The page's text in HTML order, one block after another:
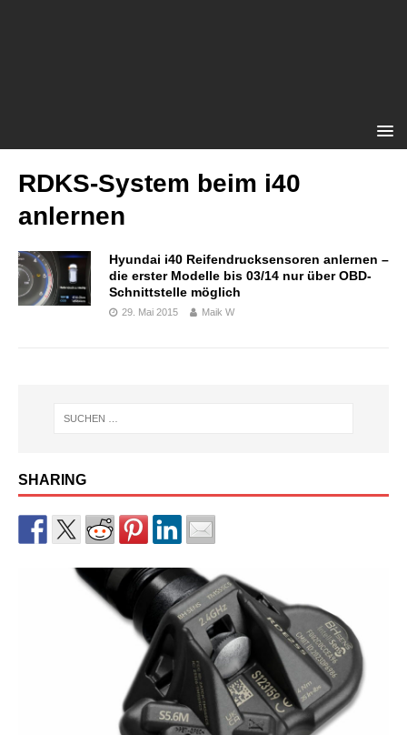
RDKS-System beim i40
anlernen
Hyundai i40 Reifendrucksensoren anlernen –
die erster Modelle bis 03/14 nur über OBD-
Schnittstelle möglich
29. Mai 2015 Maik W
SHARING